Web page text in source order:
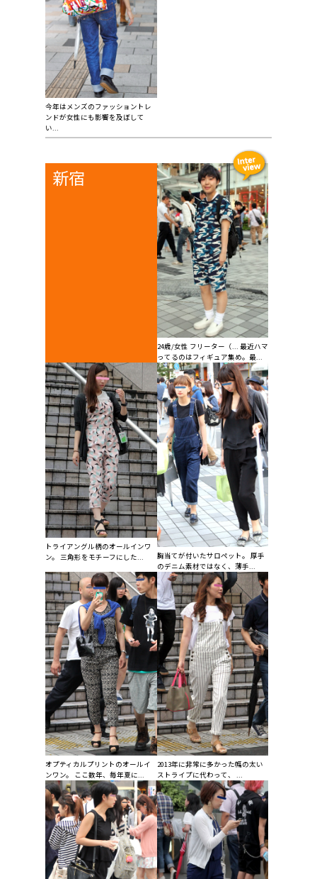
今年はメンズのファッショントレ
ンドが女性にも影響を及ぼして
い...
新宿
24歳/女性 フリーター（... 最近ハマ
ってるのはフィギュア集め。最...
トライアングル柄のオールインワ
ン。 三角形をモチーフにした...
胸当てが付いたサロペット。 厚手
のデニム素材ではなく、薄手...
オプティカルプリントのオールイ
ンワン。 ここ数年、毎年夏に...
2013年に非常に多かった幅の太い
ストライプに代わって、 ...